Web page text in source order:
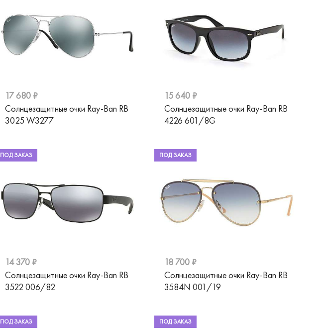
17 680 ₽
Солнцезащитные очки Ray-Ban RB
3025 W3277
15 640 ₽
Солнцезащитные очки Ray-Ban RB
4226 601/8G
ПОД ЗАКАЗ
14 370 ₽
Солнцезащитные очки Ray-Ban RB
3522 006/82
ПОД ЗАКАЗ
18 700 ₽
Солнцезащитные очки Ray-Ban RB
3584N 001/19
ПОД ЗАКАЗ ПОД ЗАКАЗ